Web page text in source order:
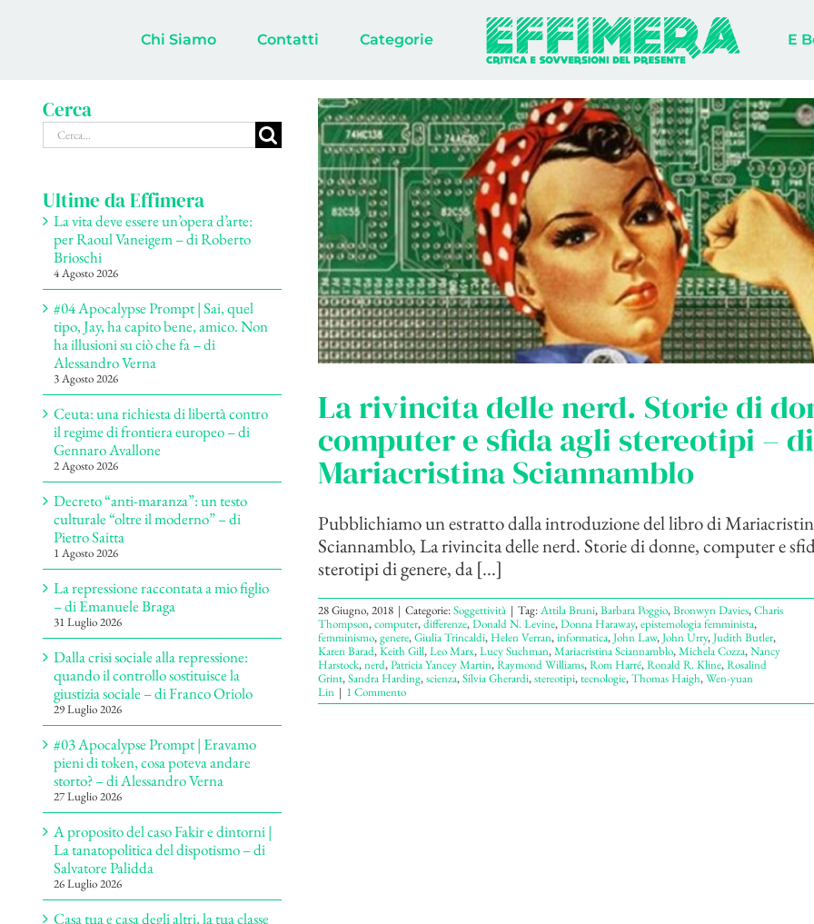
Chi Siamo Contatti Categorie E
La rivincita delle nerd. Storie di
computer e sfida agli stereotipi – di
Mariacristina Sciannamblo
Pubblichiamo un estratto dalla introduzione del libro di
Sciannamblo, La rivincita delle nerd. Storie di donne, computer e
sterotipi di genere, da [...]
28 Giugno, 2018 | Categorie:Soggettività | Tag:Attila Bruni,Barbara Poggio,Bronwyn Davies,Charis
Thompson,computer,differenze,Donald N. Levine,Donna Haraway,epistemologia femminista,
femminismo,genere,Giulia Trincaldi,Helen Verran,informatica,John Law,John Urry,Judith Butler,
Karen Barad,Keith Gill,Leo Marx,Lucy Suchman,Mariacristina Sciannamblo,Michela Cozza,Nancy
Harstock,nerd,Patricia Yancey Martin,Raymond Williams,Rom Harré,Ronald R. Kline,Rosalind
Grint,Sandra Harding,scienza,Silvia Gherardi,stereotipi,tecnologie,Thomas Haigh,Wen-yuan
Lin | 1 Commento
Cerca
Cerca
per:
Ultime da Effimera
La vita deve essere un’opera d’arte:
per Raoul Vaneigem – di Roberto
Brioschi
4 Agosto 2026
#04 Apocalypse Prompt | Sai, quel
tipo, Jay, ha capito bene, amico. Non
ha illusioni su ciò che fa – di
Alessandro Verna
3 Agosto 2026
Ceuta: una richiesta di libertà contro
il regime di frontiera europeo – di
Gennaro Avallone
2 Agosto 2026
Decreto “anti-maranza”: un testo
culturale “oltre il moderno” – di
Pietro Saitta
1 Agosto 2026
La repressione raccontata a mio figlio
– di Emanuele Braga
31 Luglio 2026
Dalla crisi sociale alla repressione:
quando il controllo sostituisce la
giustizia sociale – di Franco Oriolo
29 Luglio 2026
#03 Apocalypse Prompt | Eravamo
pieni di token, cosa poteva andare
storto? – di Alessandro Verna
27 Luglio 2026
A proposito del caso Fakir e dintorni |
La tanatopolitica del dispotismo – di
Salvatore Palidda
26 Luglio 2026
Casa tua e casa degli altri, la tua classe